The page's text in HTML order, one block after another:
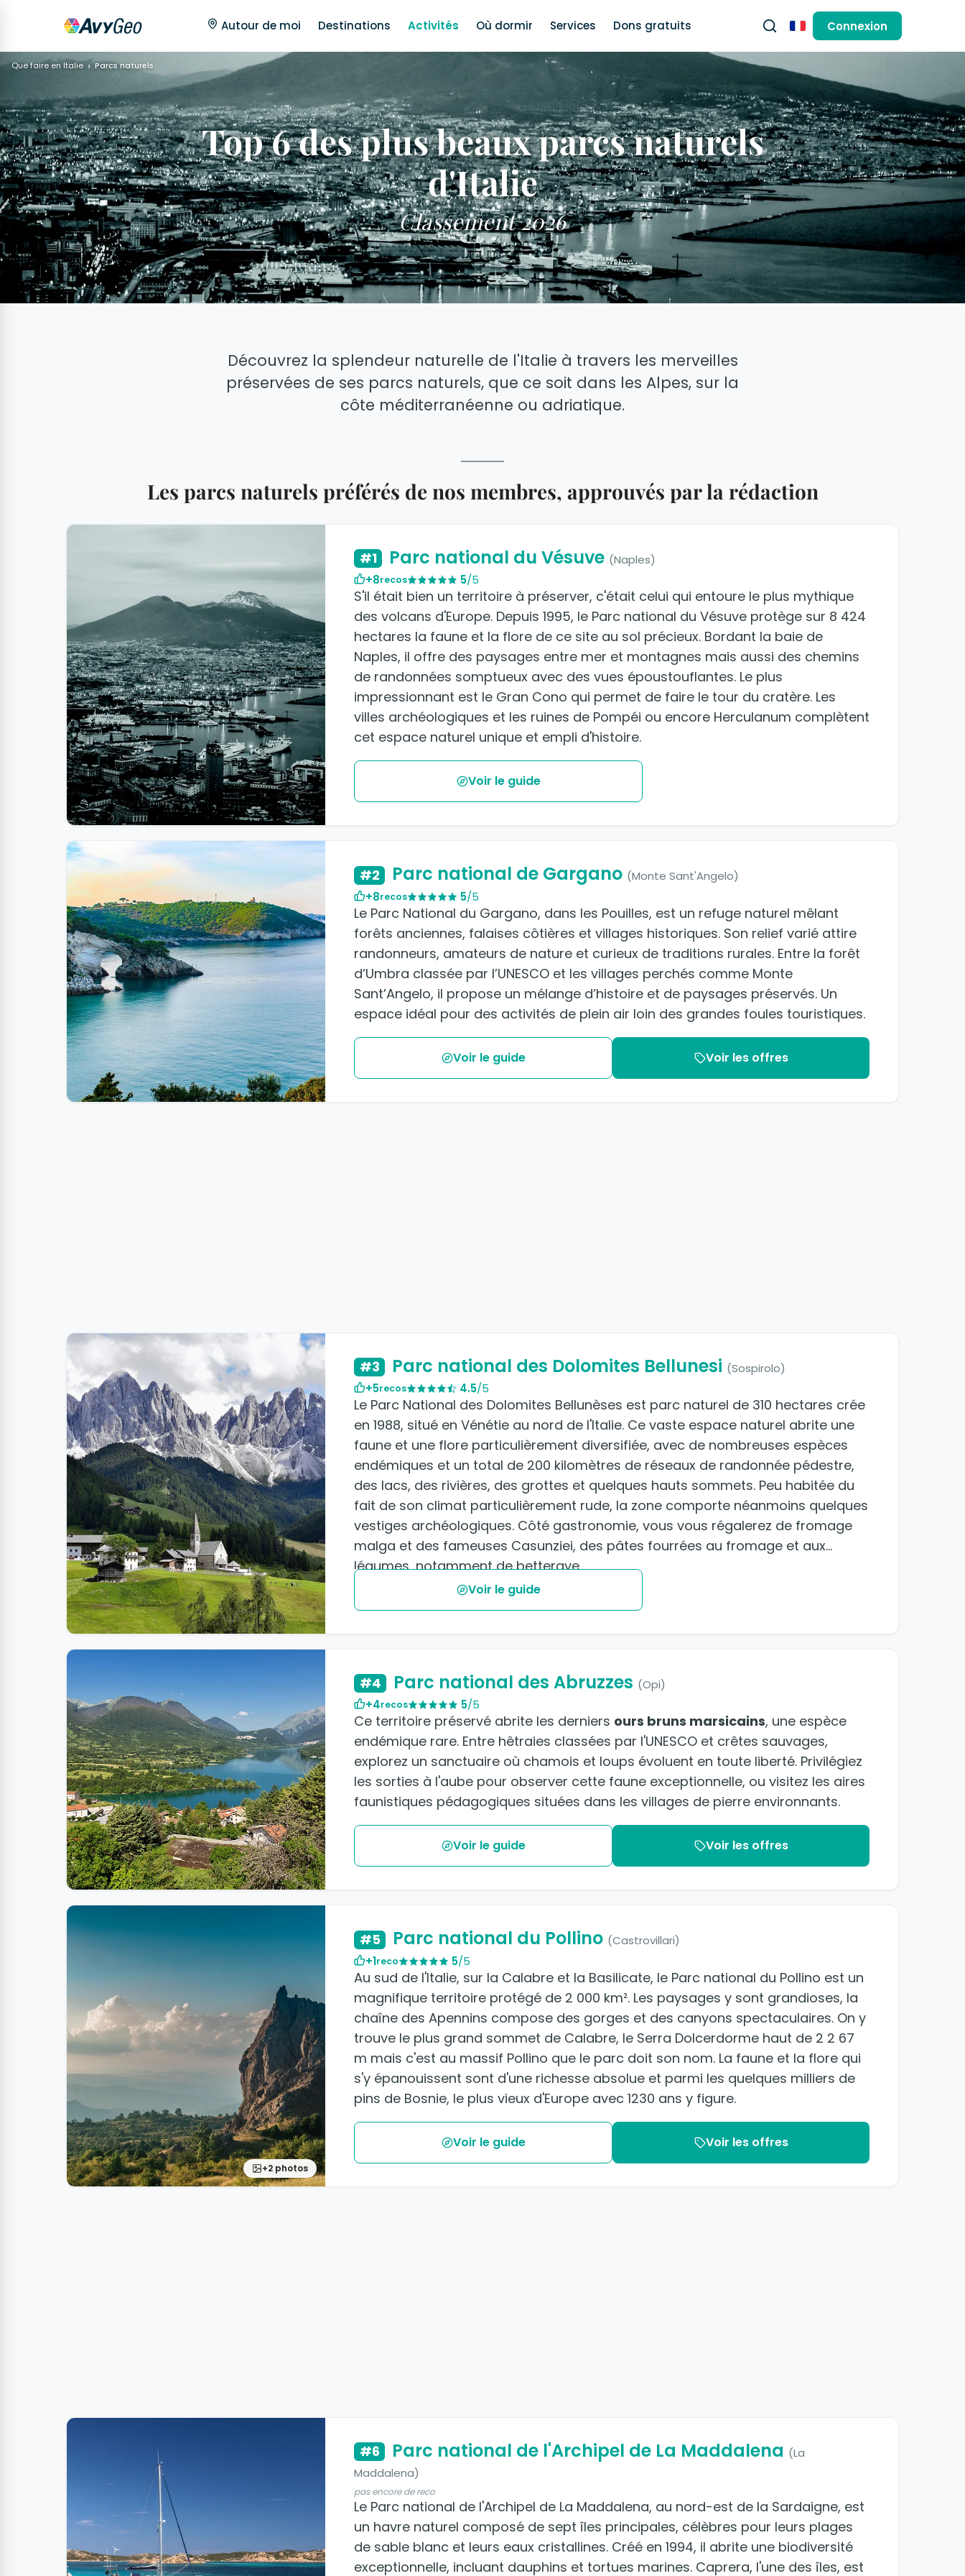
Autour de moi Destinations Activités Où dormir Services Dons gratuits FrançaisConnexion
Que faire en Italie Parcs naturels
Top 6 des plus beaux parcs naturels
d'Italie
Classement 2026
Découvrez la splendeur naturelle de l'Italie à travers les merveilles
préservées de ses parcs naturels, que ce soit dans les Alpes, sur la
côte méditerranéenne ou adriatique.
Les parcs naturels préférés de nos membres, approuvés par la rédaction
#1 Parc national du Vésuve (Naples)
+8recos 5/5
S'il était bien un territoire à préserver, c'était celui qui entoure le plus mythique
des volcans d'Europe. Depuis 1995, le Parc national du Vésuve protège sur 8 424
hectares la faune et la flore de ce site au sol précieux. Bordant la baie de
Naples, il offre des paysages entre mer et montagnes mais aussi des chemins
de randonnées somptueux avec des vues époustouflantes. Le plus
impressionnant est le Gran Cono qui permet de faire le tour du cratère. Les
villes archéologiques et les ruines de Pompéi ou encore Herculanum complètent
cet espace naturel unique et empli d'histoire.
Voir le guide
#2 Parc national de Gargano (Monte Sant'Angelo)
+8recos 5/5
Le Parc National du Gargano, dans les Pouilles, est un refuge naturel mêlant
forêts anciennes, falaises côtières et villages historiques. Son relief varié attire
randonneurs, amateurs de nature et curieux de traditions rurales. Entre la forêt
d’Umbra classée par l’UNESCO et les villages perchés comme Monte
Sant’Angelo, il propose un mélange d’histoire et de paysages préservés. Un
espace idéal pour des activités de plein air loin des grandes foules touristiques.
Voir le guide Voir les offres
#3 Parc national des Dolomites Bellunesi (Sospirolo)
+5recos 4.5/5
Le Parc National des Dolomites Bellunèses est parc naturel de 310 hectares crée
en 1988, situé en Vénétie au nord de l'Italie. Ce vaste espace naturel abrite une
faune et une flore particulièrement diversifiée, avec de nombreuses espèces
endémiques et un total de 200 kilomètres de réseaux de randonnée pédestre,
des lacs, des rivières, des grottes et quelques hauts sommets. Peu habitée du
fait de son climat particulièrement rude, la zone comporte néanmoins quelques
vestiges archéologiques. Côté gastronomie, vous vous régalerez de fromage
malga et des fameuses Casunziei, des pâtes fourrées au fromage et aux
légumes, notamment de betterave.
Voir le guide
#4 Parc national des Abruzzes (Opi)
+4recos 5/5
Ce territoire préservé abrite les derniers ours bruns marsicains, une espèce
endémique rare. Entre hêtraies classées par l'UNESCO et crêtes sauvages,
explorez un sanctuaire où chamois et loups évoluent en toute liberté. Privilégiez
les sorties à l'aube pour observer cette faune exceptionnelle, ou visitez les aires
faunistiques pédagogiques situées dans les villages de pierre environnants.
Voir le guide Voir les offres
+2 photos
#5 Parc national du Pollino (Castrovillari)
+1reco 5/5
Au sud de l'Italie, sur la Calabre et la Basilicate, le Parc national du Pollino est un
magnifique territoire protégé de 2 000 km². Les paysages y sont grandioses, la
chaîne des Apennins compose des gorges et des canyons spectaculaires. On y
trouve le plus grand sommet de Calabre, le Serra Dolcerdorme haut de 2 2 67
m mais c'est au massif Pollino que le parc doit son nom. La faune et la flore qui
s'y épanouissent sont d'une richesse absolue et parmi les quelques milliers de
pins de Bosnie, le plus vieux d'Europe avec 1230 ans y figure.
Voir le guide Voir les offres
#6 Parc national de l'Archipel de La Maddalena (La
Maddalena)
pas encore de reco
Le Parc national de l'Archipel de La Maddalena, au nord-est de la Sardaigne, est
un havre naturel composé de sept îles principales, célèbres pour leurs plages
de sable blanc et leurs eaux cristallines. Créé en 1994, il abrite une biodiversité
exceptionnelle, incluant dauphins et tortues marines. Caprera, l'une des îles, est